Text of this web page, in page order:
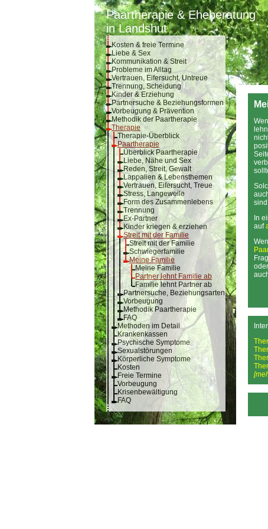
Paartherapie & Eheberatung
in Landshut
Kosten & freie Termine
Liebe & Sex
Kommunikation & Streit
Probleme im Alltag
Vertrauen, Eifersucht, Untreue
Trennung, Scheidung
Kinder & Erziehung
Partnersuche & Beziehungsformen
Vorbeugung & Prävention
Methodik der Paartherapie
Therapie
Therapie-Überblick
Paartherapie
Überblick Paartherapie
Liebe, Nähe und Sex
Reden, Streit, Gewalt
Lappalien & Lebensthemen
Vertrauen, Eifersucht, Treue
Stress, Langeweile
Form des Zusammenlebens
Trennung
Ex-Partner
Kinder kriegen & erziehen
Streit mit der Familie
Streit mit der Familie
Schwiegerfamilie
Meine Familie
Meine Familie
Partner lehnt Familie ab
Familie lehnt Partner ab
Partnersuche, Beziehungsarten
Vorbeugung
Methodik Paartherapie
FAQ
Methoden im Detail
Krankenkassen
Psychische Symptome
Sexualstörungen
Körperliche Symptome
Kosten
Freie Termine
Vorbeugung
Krisenbewältigung
FAQ
In
auf